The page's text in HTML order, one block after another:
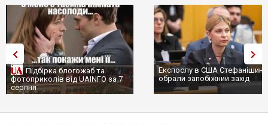
Підбірка блогожаб та
фотоприколів від UAINFO за 7
серпня
Експослу в США
обрали запобіжний захід